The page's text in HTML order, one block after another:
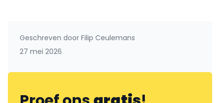
Geschreven door Filip Ceulemans
27 mei 2026